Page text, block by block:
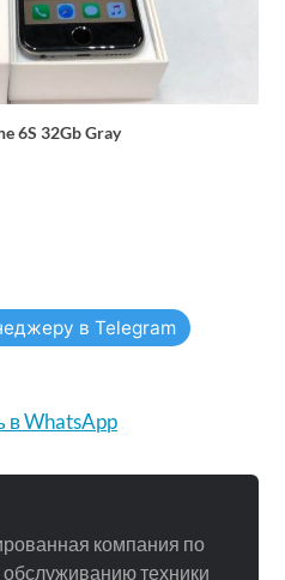
6S 32Gb Gray
в Telegram
в WhatsApp
компания по
техники